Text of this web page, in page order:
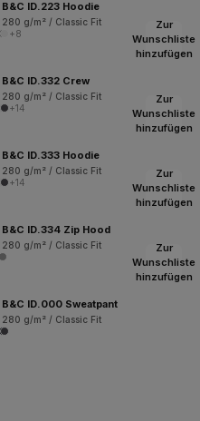
B&C ID.223 Hoodie
280 g/m² / Classic Fit
+8
Zur
Wunschliste
hinzufügen
B&C ID.332 Crew
280 g/m² / Classic Fit
+14
Zur
Wunschliste
hinzufügen
B&C ID.333 Hoodie
280 g/m² / Classic Fit
+14
Zur
Wunschliste
hinzufügen
B&C ID.334 Zip Hood
280 g/m² / Classic Fit
Zur
Wunschliste
hinzufügen
B&C ID.000 Sweatpant
280 g/m² / Classic Fit